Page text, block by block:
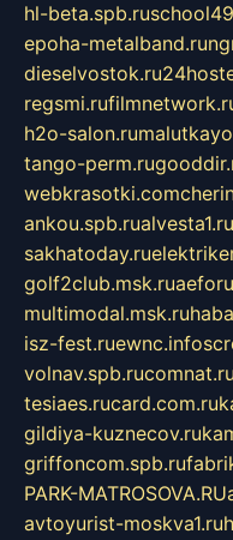
hl-beta.spb.ru
epoha-metalband.ru
dieselvostok.ru
regsmi.ru
h2o-salon.ru
tango-perm.ru
webkrasotki.com
ankou.spb.rualvesta1.ru
sakhatoday.ru
golf2club.msk.ru
multimodal.msk.ru
isz-fest.ruewnc.info
volnav.spb.rucomnat.ru
tesiaes.rucard.com.ru
gildiya-kuznecov.ru
griffoncom.spb.ru
PARK-MATROSOVA.RU
avtoyurist-moskva1.ru